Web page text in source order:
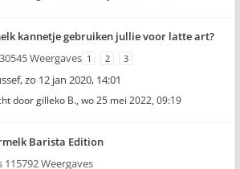
kannetje gebruiken jullie voor latte art?
Weergaves 1 2 3
,zo 12 jan 2020, 14:01
doorgilleko B., wo 25 mei 2022, 09:19
Barista Edition
115792 Weergaves